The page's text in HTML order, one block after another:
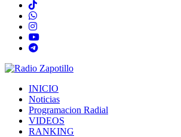
INICIO
Noticias
Programacion Radial
VIDEOS
RANKING